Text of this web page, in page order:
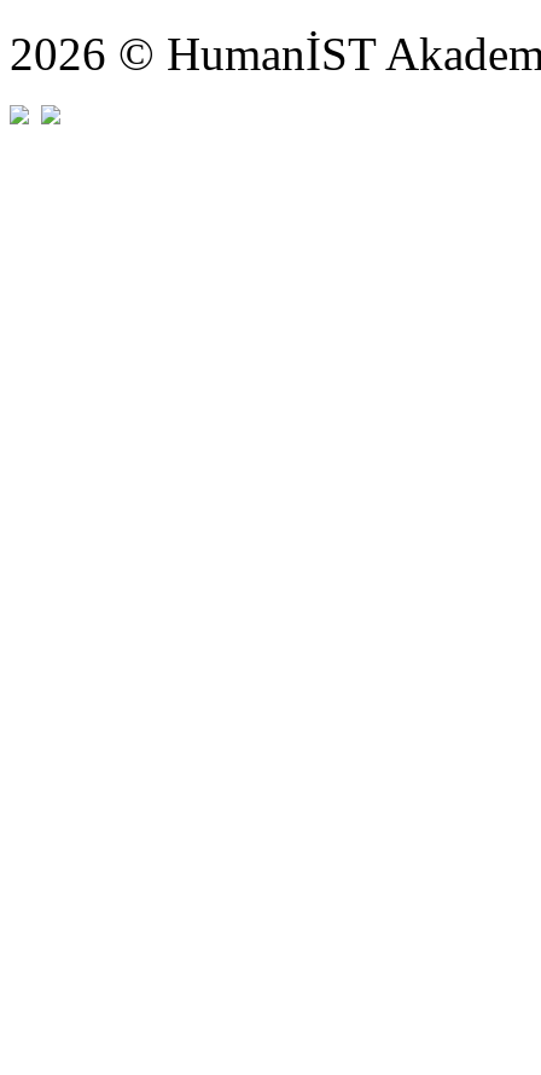
2026 © HumanİST